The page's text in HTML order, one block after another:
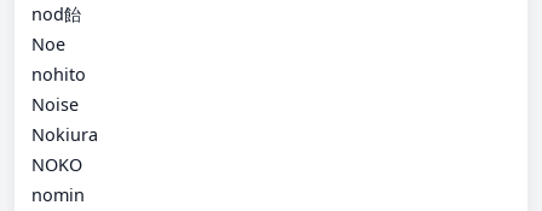
nod飴
Noe
nohito
Noise
Nokiura
NOKO
nomin